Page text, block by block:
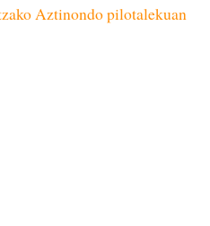
Aztinondo pilotalekuan